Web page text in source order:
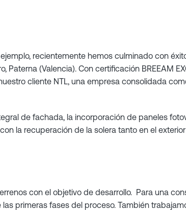
recientemente hemos culminado con
(Valencia). Con certificación BREEAM
cliente NTL, una empresa consolidada
de fachada, la incorporación de paneles
la recuperación de la solera tanto en el
con el objetivo de desarrollo. Para una
primeras fases del proceso. También